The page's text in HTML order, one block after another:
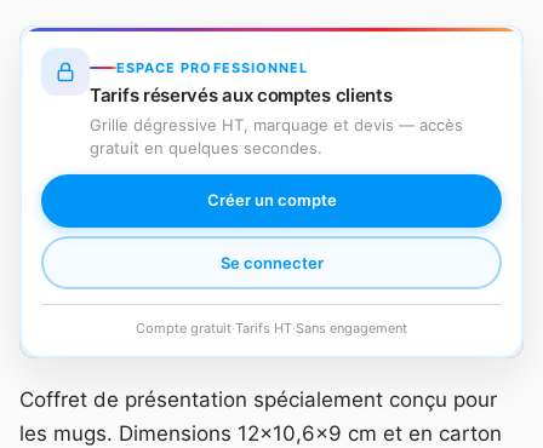
ESPACE PROFESSIONNEL
Tarifs réservés aux comptes clients
Grille dégressive HT, marquage et devis — accès
gratuit en quelques secondes.
Créer un compte
Se connecter
Compte gratuit·Tarifs HT·Sans engagement
Coffret de présentation spécialement conçu pour
les mugs. Dimensions 12x10,6x9 cm et en carton